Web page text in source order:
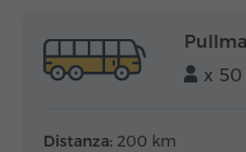
x 50
Distanza: 200 km